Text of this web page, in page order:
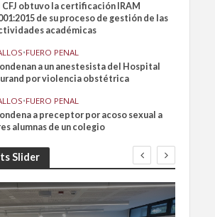
CFJ obtuvo la certificación IRAM
de su proceso de gestión de las
académicas
•FUERO PENAL
a un anestesista del Hospital
por violencia obstétrica
•FUERO PENAL
a preceptor por acoso sexual a
alumnas de un colegio
Slider